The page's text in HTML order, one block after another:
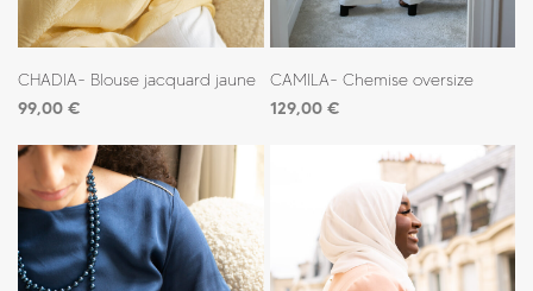
CHADIA- Blouse jacquard jaune
99,00 €
CAMILA- Chemise oversize
129,00 €